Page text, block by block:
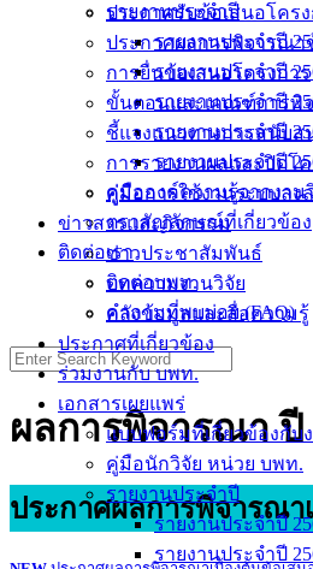
ประกาศรับข้อเสนอโครง
ประกาศผลการพิจารณา
การยื่นข้อเสนอโครงการ
ขั้นตอนและเกณฑ์การพิ
ชี้แจงแนวทางการสนับส
การรายงานผลและปิดโ
คู่มือการใช้งานระบบลง
ข่าวสารและกิจกรรม
ข่าวประชาสัมพันธ์
บทความงานวิจัย
คลังข้อมูลและสื่อความรู้
ประกาศที่เกี่ยวข้อง
ร่วมงานกับ บพท.
เอกสารเผยแพร่
แบบฟอร์มที่เกี่ยวข้องกับ
คู่มือนักวิจัย หน่วย บพท.
รายงานประจำปี
รายงานประจำปี
รายงานประจำปี
รายงานประจำปี
รายงานประจำปี
รายงานประจำปี
รายงานประจำปี
รายงานประจำปี
รายงานประจำปี
คู่มือองค์ความรู้จากงาน
ตราสัญลักษณ์ที่เกี่ยวข้อง
ติดต่อเรา
ติดต่อบพท.
คำถามที่พบบ่อย (FAQ)
ผลการพิจารณา ปี
ประกาศผลการพิจารณา